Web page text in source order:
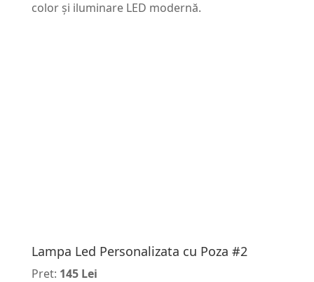
color și iluminare LED modernă.
Lampa Led Personalizata cu Poza #2
Pret: 145 Lei